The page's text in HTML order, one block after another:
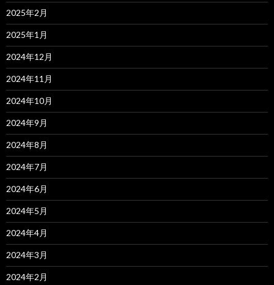
2025年2月
2025年1月
2024年12月
2024年11月
2024年10月
2024年9月
2024年8月
2024年7月
2024年6月
2024年5月
2024年4月
2024年3月
2024年2月